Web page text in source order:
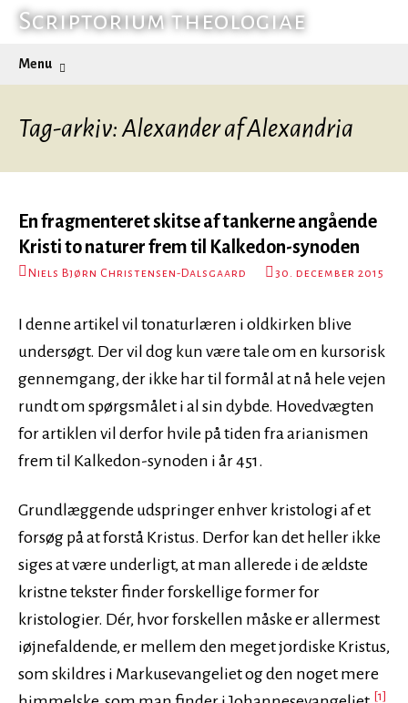
Hop
indhold
Scriptorium theologiae
Menu
efter:
Tag-arkiv: Alexander af Alexandria
En fragmenteret skitse af tankerne angående
Kristi to naturer frem til Kalkedon-synoden
Niels Bjørn Christensen-Dalsgaard 30. december 2015
I denne artikel vil tonaturlæren i oldkirken blive
undersøgt. Der vil dog kun være tale om en kursorisk
gennemgang, der ikke har til formål at nå hele vejen
rundt om spørgsmålet i al sin dybde. Hovedvægten
for artiklen vil derfor hvile på tiden fra arianismen
frem til Kalkedon-synoden i år 451.
Grundlæggende udspringer enhver kristologi af et
forsøg på at forstå Kristus. Derfor kan det heller ikke
siges at være underligt, at man allerede i de ældste
kristne tekster finder forskellige former for
kristologier. Dér, hvor forskellen måske er allermest
iøjnefaldende, er mellem den meget jordiske Kristus,
som skildres i Markusevangeliet og den noget mere
[1]